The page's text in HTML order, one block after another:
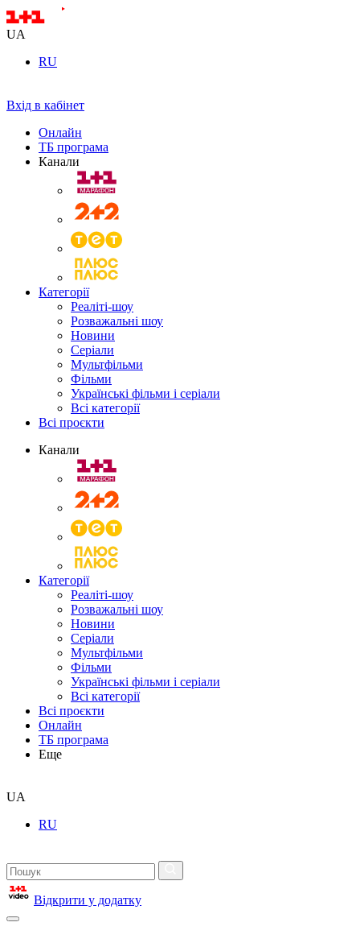
UA
RU
Вхід в кабінет
Онлайн
ТБ програма
Канали
Категорії
Реаліті-шоу
Розважальні шоу
Новини
Серіали
Мультфільми
Фільми
Українські фільми і серіали
Всі категорії
Всі проєкти
Канали
Категорії
Реаліті-шоу
Розважальні шоу
Новини
Серіали
Мультфільми
Фільми
Українські фільми і серіали
Всі категорії
Всі проєкти
Онлайн
ТБ програма
Еще
UA
RU
Відкрити у додатку